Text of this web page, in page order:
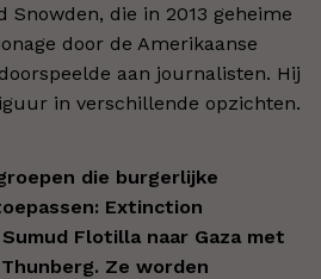
die in 2013 geheime
door de Amerikaanse
aan journalisten. Hij
in verschillende opzichten.
die burgerlijke
Extinction
Flotilla naar Gaza met
Ze worden